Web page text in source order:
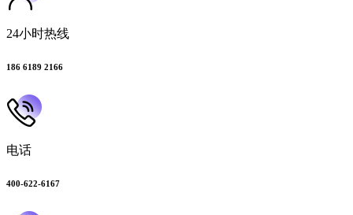
24小时热线
186 6189 2166
电话
400-622-6167